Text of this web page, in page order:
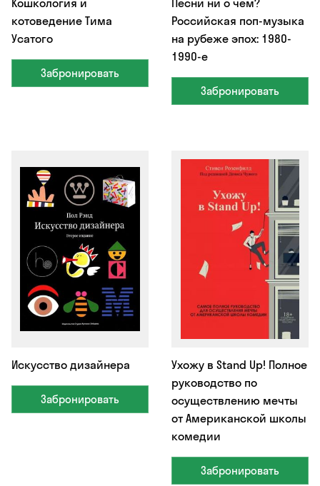
Кошкология и
котоведение Тима
Усатого
Забронировать
Песни ни о чём?
Российская поп-музыка
на рубеже эпох: 1980-
1990-е
Забронировать
Искусство дизайнера
Забронировать
Ухожу в Stand Up! Полное
руководство по
осуществлению мечты
от Американской школы
комедии
Забронировать